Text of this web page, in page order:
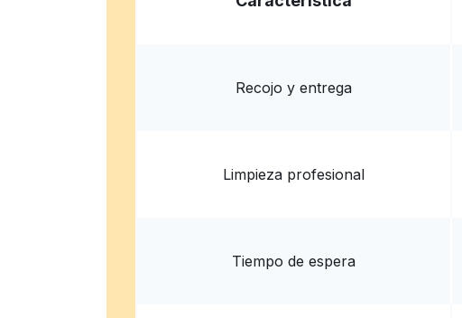
Mostrar númeroRecojo y entrega
Limpieza profesional
Tiempo de espera